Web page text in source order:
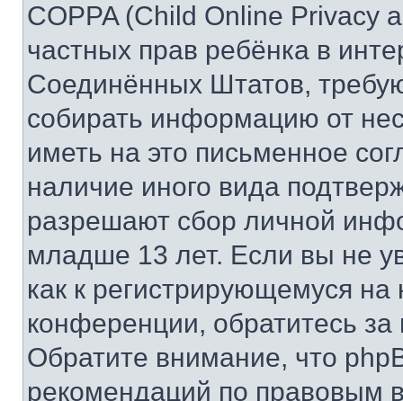
COPPA (Child Online Privacy
частных прав ребёнка в
Соединённых Штатов,
собирать информацию от
иметь на это письменное
наличие иного вида
разрешают сбор личной
младше 13 лет. Если вы не
как к регистрирующемуся
конференции, обратитесь
Обратите внимание, что
рекомендаций по правовым